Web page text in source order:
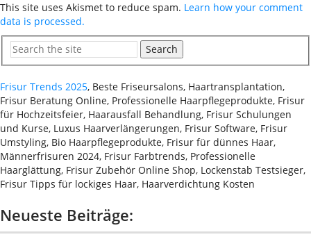
This site uses Akismet to reduce spam. Learn how your comment
data is processed.
Search
Frisur Trends 2025, Beste Friseursalons, Haartransplantation,
Frisur Beratung Online, Professionelle Haarpflegeprodukte, Frisur
für Hochzeitsfeier, Haarausfall Behandlung, Frisur Schulungen
und Kurse, Luxus Haarverlängerungen, Frisur Software, Frisur
Umstyling, Bio Haarpflegeprodukte, Frisur für dünnes Haar,
Männerfrisuren 2024, Frisur Farbtrends, Professionelle
Haarglättung, Frisur Zubehör Online Shop, Lockenstab Testsieger,
Frisur Tipps für lockiges Haar, Haarverdichtung Kosten
Neueste Beiträge: